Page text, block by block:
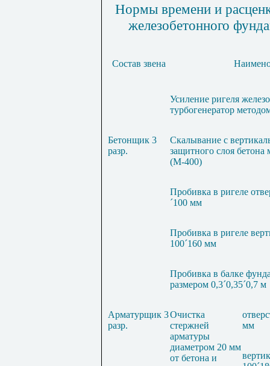
Нормы времени и
железобетонного
Состав звена
Усиление ригеля
турбогенератор
Бетонщик 3
разр.
Скалывание с
защитного слоя бетона
(М-400)
Пробивка в ригеле
´100 мм
Пробивка в ригеле
100´160 мм
Пробивка в балке
размером 0,3´0,35´0,7 м
Арматурщик 3
разр.
Очистка
стержней
арматуры
диаметром 20 мм
от бетона и
мм